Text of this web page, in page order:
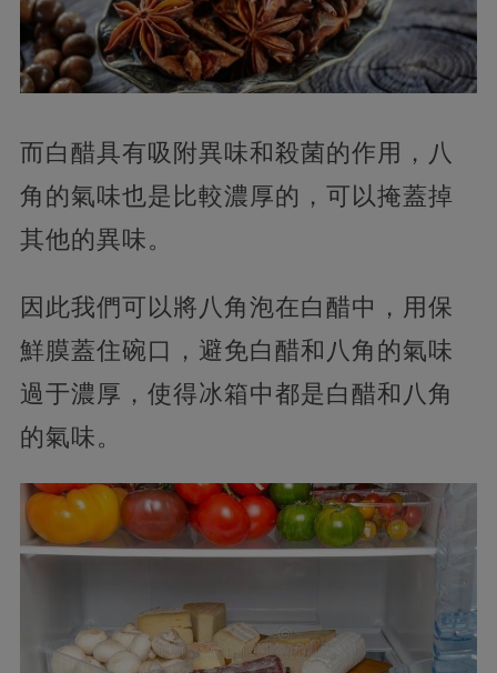
而白醋具有吸附異味和殺菌的作用，八
角的氣味也是比較濃厚的，可以掩蓋掉
其他的異味。
因此我們可以將八角泡在白醋中，用保
鮮膜蓋住碗口，避免白醋和八角的氣味
過于濃厚，使得冰箱中都是白醋和八角
的氣味。